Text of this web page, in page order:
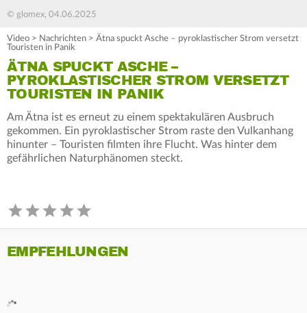
© glomex, 04.06.2025
Video > Nachrichten > Ätna spuckt Asche – pyroklastischer Strom versetzt
Touristen in Panik
ÄTNA SPUCKT ASCHE –
PYROKLASTISCHER STROM VERSETZT
TOURISTEN IN PANIK
Am Ätna ist es erneut zu einem spektakulären Ausbruch
gekommen. Ein pyroklastischer Strom raste den Vulkanhang
hinunter – Touristen filmten ihre Flucht. Was hinter dem
gefährlichen Naturphänomen steckt.
EMPFEHLUNGEN